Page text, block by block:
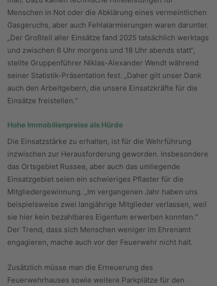
Menschen in Not oder die Abklärung eines vermeintlichen
Gasgeruchs, aber auch Fehlalarmierungen waren darunter.
„Der Großteil aller Einsätze fand 2025 tatsächlich werktags
und zwischen 6 Uhr morgens und 18 Uhr abends statt“,
stellte Gruppenführer Niklas-Alexander Wendt während
seiner Statistik-Präsentation fest. „Daher gilt unser Dank
auch den Arbeitgebern, die unsere Einsatzkräfte für die
Einsätze freistellen.“
Hohe Immobilienpreise als Hürde
Die Einsatzstärke zu erhalten, ist für die Wehrführung
inzwischen zur Herausforderung geworden. Insbesondere
das Ortsgebiet Russee, aber auch das umliegende
Einsatzgebiet seien ein schwieriges Pflaster für die
Mitgliedergewinnung. „Im vergangenen Jahr haben uns
beispielsweise zwei langjährige Mitglieder verlassen, weil
sie hier kein bezahlbares Eigentum erwerben konnten.“
Der Trend, dass sich Menschen weniger im Ehrenamt
engagieren, mache auch vor der Feuerwehr nicht halt.
Zusätzlich müsse man die Erneuerung des
Feuerwehrhauses sowie weitere Parkplätze für den